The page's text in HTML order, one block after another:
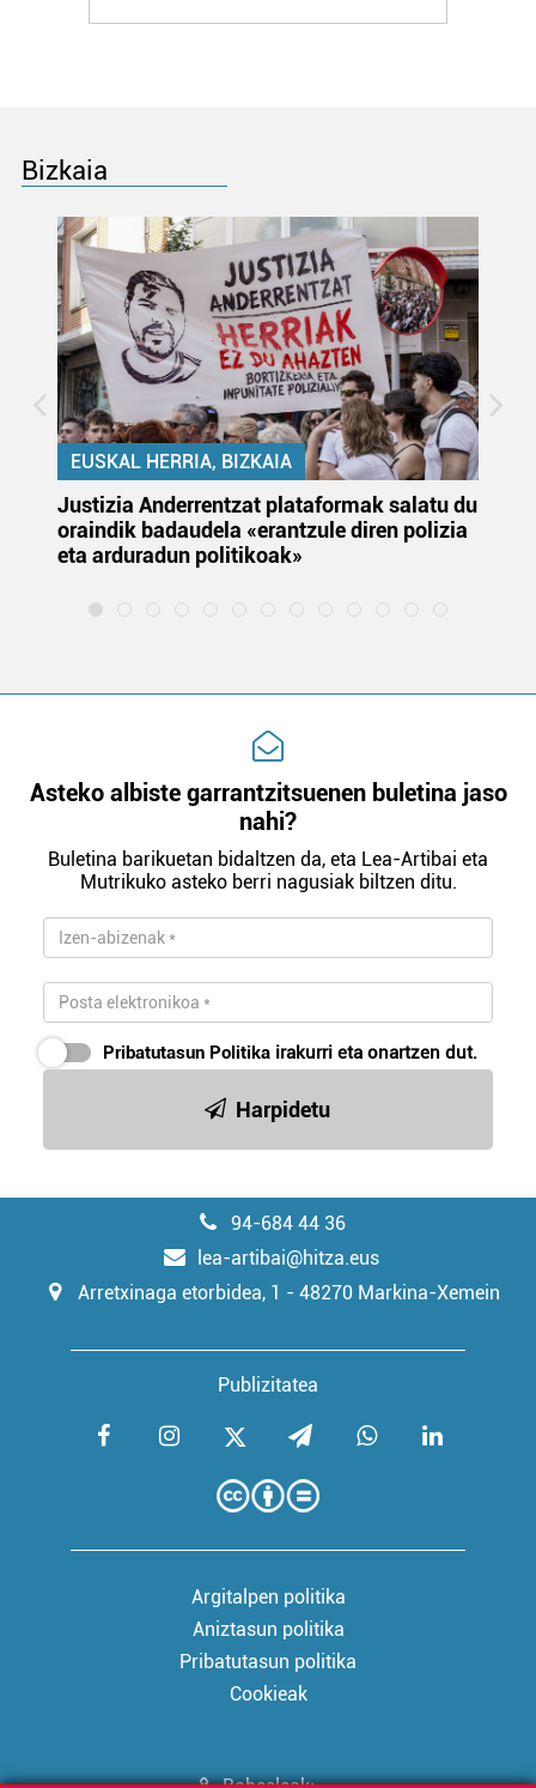
Bizkaia
EUSKAL HERRIA, BIZKAIA
Justizia Anderrentzat plataformak salatu du
oraindik badaudela «erantzule diren polizia
eta arduradun politikoak»
Asteko albiste garrantzitsuenen buletina jaso
nahi?
Buletina barikuetan bidaltzen da, eta Lea-Artibai eta
Mutrikuko asteko berri nagusiak biltzen ditu.
Pribatutasun Politika irakurri eta onartzen dut.
Harpidetu
94-684 44 36
lea-artibai@hitza.eus
Arretxinaga etorbidea, 1 - 48270 Markina-Xemein
Publizitatea
Argitalpen politika
Aniztasun politika
Pribatutasun politika
Cookieak